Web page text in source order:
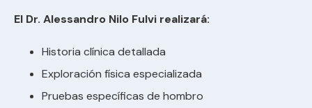
El Dr. Alessandro Nilo Fulvi realizará:
Historia clínica detallada
Exploración física especializada
Pruebas específicas de hombro